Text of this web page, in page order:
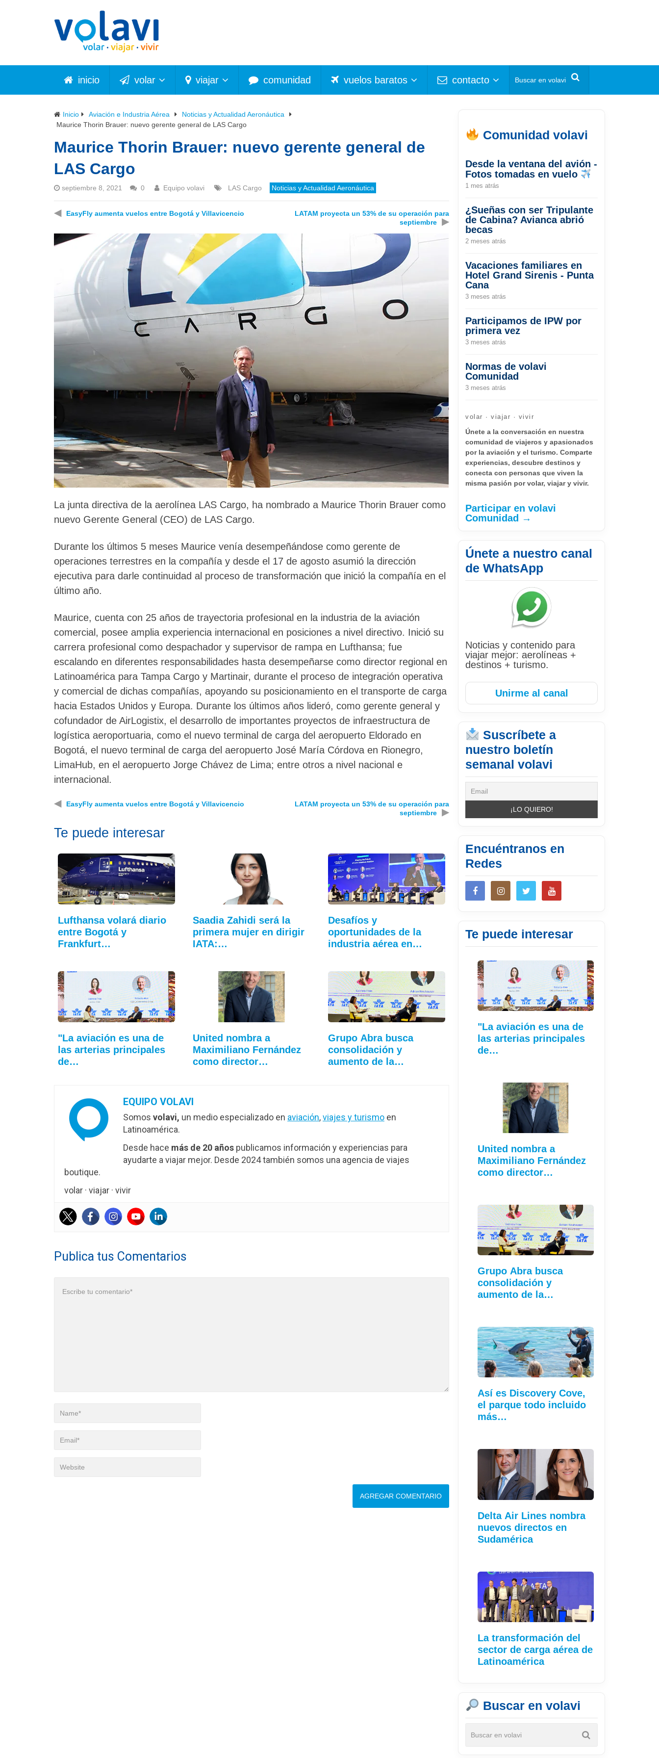
inicio volar viajar comunidad vuelos baratos contacto
Inicio Aviación e Industria Aérea
Noticias y Actualidad Aeronáutica
Maurice Thorin Brauer: nuevo gerente general de LAS Cargo
Maurice Thorin Brauer: nuevo gerente general de
LAS Cargo
septiembre 8, 2021 0 Equipo volavi LAS Cargo Noticias y Actualidad Aeronáutica
◀ EasyFly aumenta vuelos entre Bogotá y Villavicencio
LATAM proyecta un 53% de su operación para
septiembre
▶
La junta directiva de la aerolínea LAS Cargo, ha nombrado a Maurice Thorin Brauer como
nuevo Gerente General (CEO) de LAS Cargo.
Durante los últimos 5 meses Maurice venía desempeñándose como gerente de
operaciones terrestres en la compañía y desde el 17 de agosto asumió la dirección
ejecutiva para darle continuidad al proceso de transformación que inició la compañía en el
último año.
Maurice, cuenta con 25 años de trayectoria profesional en la industria de la aviación
comercial, posee amplia experiencia internacional en posiciones a nivel directivo. Inició su
carrera profesional como despachador y supervisor de rampa en Lufthansa; fue
escalando en diferentes responsabilidades hasta desempeñarse como director regional en
Latinoamérica para Tampa Cargo y Martinair, durante el proceso de integración operativa
y comercial de dichas compañías, apoyando su posicionamiento en el transporte de carga
hacia Estados Unidos y Europa. Durante los últimos años lideró, como gerente general y
cofundador de AirLogistix, el desarrollo de importantes proyectos de infraestructura de
logística aeroportuaria, como el nuevo terminal de carga del aeropuerto Eldorado en
Bogotá, el nuevo terminal de carga del aeropuerto José María Córdova en Rionegro,
LimaHub, en el aeropuerto Jorge Chávez de Lima; entre otros a nivel nacional e
internacional.
◀ EasyFly aumenta vuelos entre Bogotá y Villavicencio
LATAM proyecta un 53% de su operación para
septiembre
▶
Te puede interesar
Lufthansa volará diario
entre Bogotá y
Frankfurt…
Saadia Zahidi será la
primera mujer en dirigir
IATA:…
Desafíos y
oportunidades de la
industria aérea en…
"La aviación es una de
las arterias principales
de…
United nombra a
Maximiliano Fernández
como director…
Grupo Abra busca
consolidación y
aumento de la
EQUIPO VOLAVI
Somos volavi, un medio especializado en aviación,viajes y turismo en
Latinoamérica.
Desde hace más de 20 años publicamos información y experiencias para
ayudarte a viajar mejor. Desde 2024 también somos una agencia de viajes
boutique.
volar · viajar · vivir
Publica tus Comentarios
Comunidad volavi
Desde la ventana del avión -
Fotos tomadas en vuelo
1 mes atrás
¿Sueñas con ser Tripulante
de Cabina? Avianca abrió
becas
2 meses atrás
Vacaciones familiares en
Hotel Grand Sirenis - Punta
Cana
3 meses atrás
Participamos de IPW por
primera vez
3 meses atrás
Normas de volavi
Comunidad
3 meses atrás
volar · viajar · vivir
Únete a la conversación en nuestra
comunidad de viajeros y apasionados
por la aviación y el turismo. Comparte
experiencias, descubre destinos y
conecta con personas que viven la
misma pasión por volar, viajar y vivir.
Participar en volavi
Comunidad →
Únete a nuestro canal
de WhatsApp
Noticias y contenido para
viajar mejor: aerolíneas +
destinos + turismo.
Unirme al canal
Suscríbete a
nuestro boletín
semanal volavi
Encuéntranos en
Redes
Te puede interesar
"La aviación es una de
las arterias principales
de…
United nombra a
Maximiliano Fernández
como director…
Grupo Abra busca
consolidación y
aumento de la
Así es Discovery Cove,
el parque todo incluido
más…
Delta Air Lines nombra
nuevos directos en
Sudamérica
La transformación del
sector de carga aérea de
Latinoamérica
Buscar en volavi